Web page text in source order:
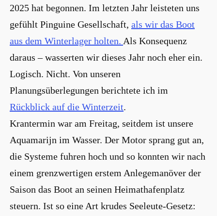
12
12
im
April
2025 hat begonnen. Im letzten Jahr leisteten uns
gefühlt Pinguine Gesellschaft, als wir das Boot
aus dem Winterlager holten. Als Konsequenz
daraus – wasserten wir dieses Jahr noch eher ein.
Logisch. Nicht. Von unseren
Planungsüberlegungen berichtete ich im
Rückblick auf die Winterzeit.
Krantermin war am Freitag, seitdem ist unsere
Aquamarijn im Wasser. Der Motor sprang gut an,
die Systeme fuhren hoch und so konnten wir nach
einem grenzwertigen erstem Anlegemanöver der
Saison das Boot an seinen Heimathafenplatz
steuern. Ist so eine Art krudes Seeleute-Gesetz: